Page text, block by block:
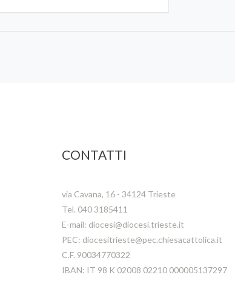
CONTATTI
via Cavana, 16 - 34124 Trieste
Tel. 040 3185411
E-mail: diocesi@diocesi.trieste.it
PEC: diocesitrieste@pec.chiesacattolica.it
C.F. 90034770322
IBAN: IT 98 K 02008 02210 000005137297